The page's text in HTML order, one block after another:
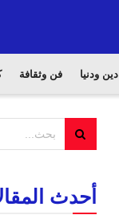
دين ودنيا فن وثقافة
أحدث